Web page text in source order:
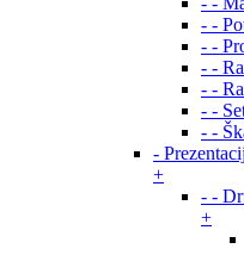
- -
- -
- -
- -
- -
- -
-
+
- -
+